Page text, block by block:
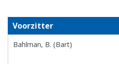
Voorzitter
Bahlman, B. (Bart)